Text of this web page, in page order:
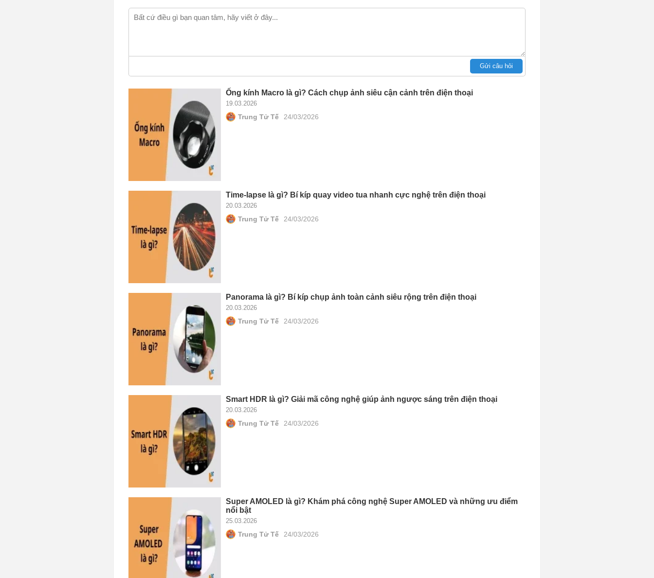
Gửi câu hỏi
Ống kính Macro là gì? Cách chụp ảnh siêu cận cảnh trên điện thoại
19.03.2026
Trung Tử Tế 24/03/2026
Time-lapse là gì? Bí kíp quay video tua nhanh cực nghệ trên điện thoại
20.03.2026
Trung Tử Tế 24/03/2026
Panorama là gì? Bí kíp chụp ảnh toàn cảnh siêu rộng trên điện thoại
20.03.2026
Trung Tử Tế 24/03/2026
Smart HDR là gì? Giải mã công nghệ giúp ảnh ngược sáng trên điện thoại
20.03.2026
Trung Tử Tế 24/03/2026
Super AMOLED là gì? Khám phá công nghệ Super AMOLED và những ưu điểm
nổi bật
25.03.2026
Trung Tử Tế 24/03/2026